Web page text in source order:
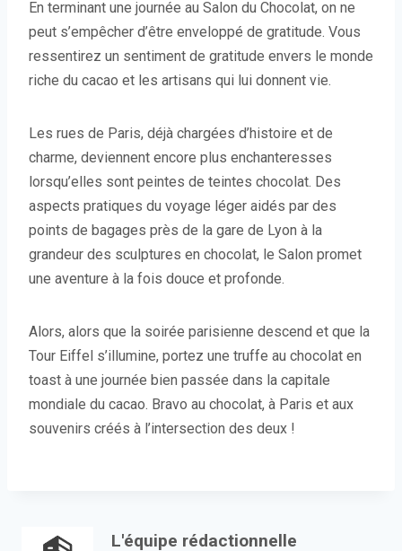
En terminant une journée au Salon du Chocolat, on ne
peut s’empêcher d’être enveloppé de gratitude. Vous
ressentirez un sentiment de gratitude envers le monde
riche du cacao et les artisans qui lui donnent vie.
Les rues de Paris, déjà chargées d’histoire et de
charme, deviennent encore plus enchanteresses
lorsqu’elles sont peintes de teintes chocolat. Des
aspects pratiques du voyage léger aidés par des
points de bagages près de la gare de Lyon à la
grandeur des sculptures en chocolat, le Salon promet
une aventure à la fois douce et profonde.
Alors, alors que la soirée parisienne descend et que la
Tour Eiffel s’illumine, portez une truffe au chocolat en
toast à une journée bien passée dans la capitale
mondiale du cacao. Bravo au chocolat, à Paris et aux
souvenirs créés à l’intersection des deux !
L'équipe rédactionnelle